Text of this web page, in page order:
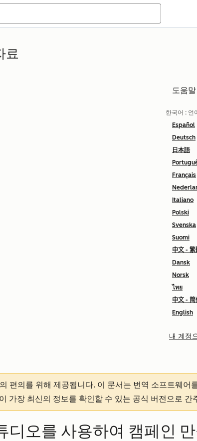
료
도움
한국어 : 언
Español
Deutsch
日本語
Français
Italiano
Polski
Svenska
Suomi
中文 - 繁
Dansk
Norsk
ไทย
中文 - 简
English
내 계정
편의를 위해 제공됩니다. 이 문서는 번역 소프트웨어
가장 최신의 정보를 확인할 수 있는 공식 버전으로 간
디오를 사용하여 캠페인